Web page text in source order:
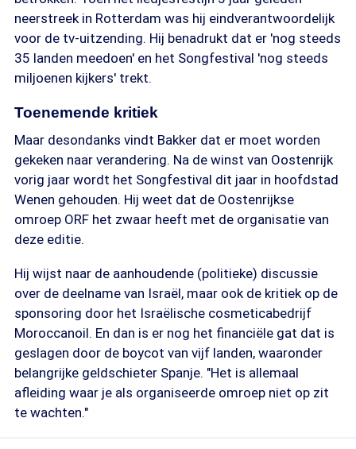
neerstreek in Rotterdam was hij eindverantwoordelijk
voor de tv-uitzending. Hij benadrukt dat er 'nog steeds
35 landen meedoen' en het Songfestival 'nog steeds
miljoenen kijkers' trekt.
Toenemende kritiek
Maar desondanks vindt Bakker dat er moet worden
gekeken naar verandering. Na de winst van Oostenrijk
vorig jaar wordt het Songfestival dit jaar in hoofdstad
Wenen gehouden. Hij weet dat de Oostenrijkse
omroep ORF het zwaar heeft met de organisatie van
deze editie.
Hij wijst naar de aanhoudende (politieke) discussie
over de deelname van Israël, maar ook de kritiek op de
sponsoring door het Israëlische cosmeticabedrijf
Moroccanoil. En dan is er nog het financiële gat dat is
geslagen door de boycot van vijf landen, waaronder
belangrijke geldschieter Spanje. "Het is allemaal
afleiding waar je als organiseerde omroep niet op zit
te wachten."